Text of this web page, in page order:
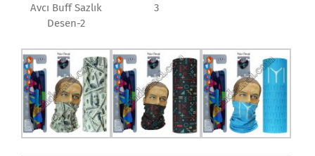
Avcı Buff Sazlık
Desen-2
3